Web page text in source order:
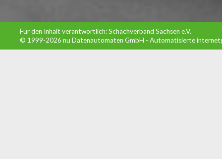
Für den Inhalt verantwortlich: Schachverband Sachsen e.V.
© 1999-2026 nu Datenautomaten GmbH - Automatisierte